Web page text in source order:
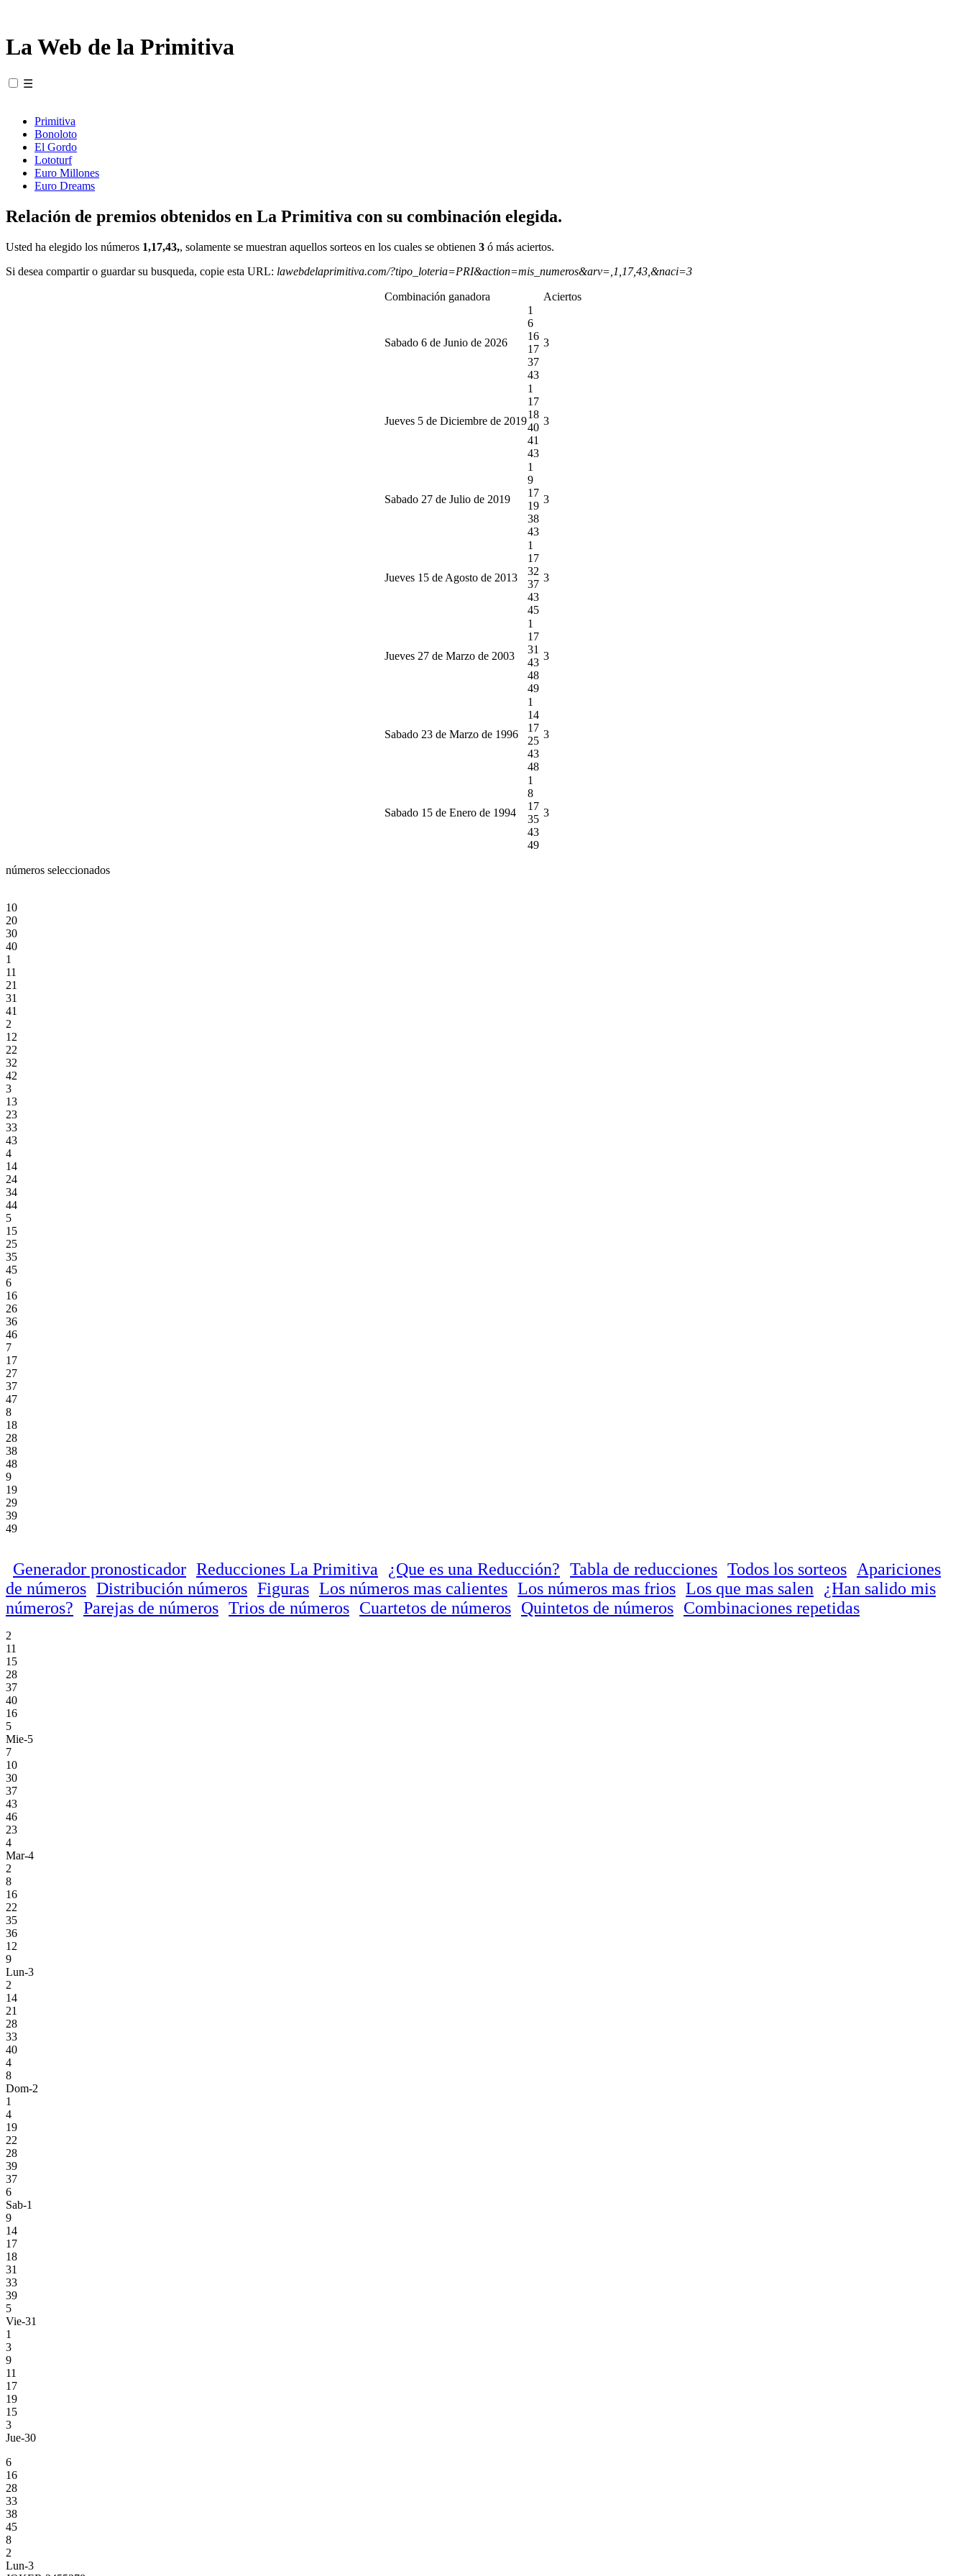
La Web de la Primitiva
☰
Primitiva
Bonoloto
El Gordo
Lototurf
Euro Millones
Euro Dreams
Relación de premios obtenidos en La Primitiva con su combinación elegida.
Usted ha elegido los números 1,17,43,, solamente se muestran aquellos sorteos en los cuales se obtienen 3 ó más aciertos.
Si desea compartir o guardar su busqueda, copie esta URL: lawebdelaprimitiva.com/?tipo_loteria=PRI&action=mis_numeros&arv=,1,17,43,&naci=3
Combinación ganadora Aciertos
Sabado 6 de Junio de 2026
1
6
16
17
37
43
3
Jueves 5 de Diciembre de 2019
1
17
18
40
41
43
3
Sabado 27 de Julio de 2019
1
9
17
19
38
43
3
Jueves 15 de Agosto de 2013
1
17
32
37
43
45
3
Jueves 27 de Marzo de 2003
1
17
31
43
48
49
3
Sabado 23 de Marzo de 1996
1
14
17
25
43
48
3
Sabado 15 de Enero de 1994
1
8
17
35
43
49
3
números seleccionados
10
20
30
40
1
11
21
31
41
2
12
22
32
42
3
13
23
33
43
4
14
24
34
44
5
15
25
35
45
6
16
26
36
46
7
17
27
37
47
8
18
28
38
48
9
19
29
39
49
Generador pronosticador Reducciones La Primitiva ¿Que es una Reducción? Tabla de reducciones Todos los sorteos
Apariciones
de números Distribución números Figuras Los números mas calientes Los números mas frios Los que mas salen
¿Han salido mis
números? Parejas de números Trios de números Cuartetos de números Quintetos de números Combinaciones repetidas
2
11
15
28
37
40
16
5
Mie-5
7
10
30
37
43
46
23
4
Mar-4
2
8
16
22
35
36
12
9
Lun-3
2
14
21
28
33
40
4
8
Dom-2
1
4
19
22
28
39
37
6
Sab-1
9
14
17
18
31
33
39
5
Vie-31
1
3
9
11
17
19
15
3
Jue-30
6
16
28
33
38
45
8
2
Lun-3